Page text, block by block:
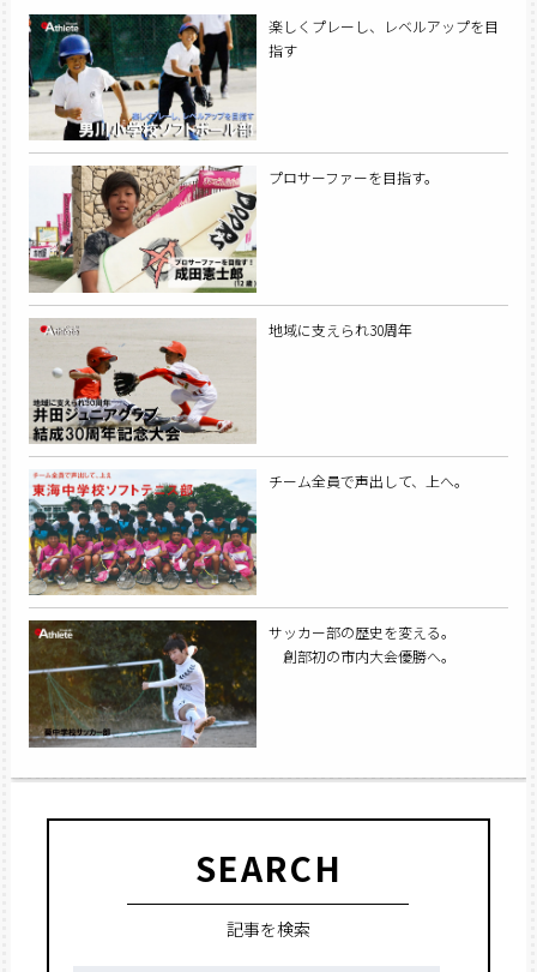
楽しくプレーし、レベルアップを目
指す
プロサーファーを目指す。
地域に支えられ30周年
チーム全員で声出して、上へ。
サッカー部の歴史を変える。
創部初の市内大会優勝へ。
SEARCH
記事を検索